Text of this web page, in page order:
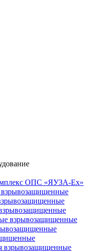
ОПС «ЯУЗА-Ех»
взрывозащищенные
взрывозащищенные